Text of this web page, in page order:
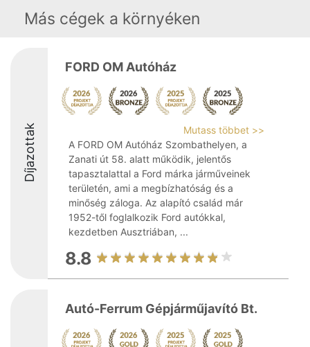
Más cégek a környéken
Díjazottak
FORD OM Autóház
Mutass többet >>
A FORD OM Autóház Szombathelyen, a
Zanati út 58. alatt működik, jelentős
tapasztalattal a Ford márka járműveinek
területén, ami a megbízhatóság és a
minőség záloga. Az alapító család már
1952-től foglalkozik Ford autókkal,
kezdetben Ausztriában, ...
8.8
Autó-Ferrum Gépjárműjavító Bt.